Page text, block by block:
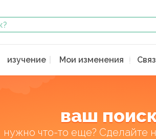
изучение Мои изменения
ваш
нужно что-то еще? Сделайте